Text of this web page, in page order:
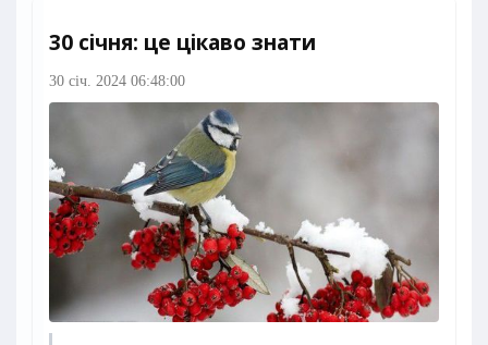
30 січня: це цікаво знати
30 січ. 2024 06:48:00